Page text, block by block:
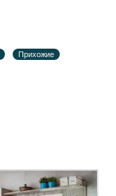
Прихожие